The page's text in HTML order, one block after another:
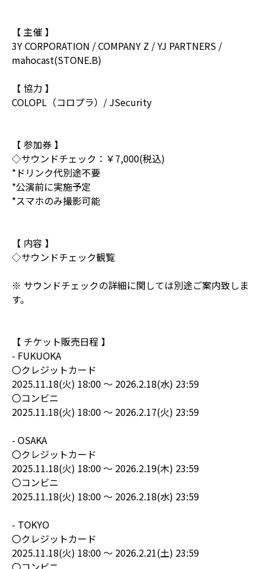
【 主催 】
3Y CORPORATION / COMPANY Z / YJ PARTNERS /
mahocast(STONE.B)
【 協力 】
COLOPL（コロプラ）/ JSecurity
【 参加券 】
◇サウンドチェック：￥7,000(税込)
*ドリンク代別途不要
*公演前に実施予定
*スマホのみ撮影可能
【 内容 】
◇サウンドチェック観覧
※ サウンドチェックの詳細に関しては別途ご案内致しま
す。
【 チケット販売日程 】
- FUKUOKA
〇クレジットカード
2025.11.18(火) 18:00 ～ 2026.2.18(水) 23:59
〇コンビニ
2025.11.18(火) 18:00 ～ 2026.2.17(火) 23:59
- OSAKA
〇クレジットカード
2025.11.18(火) 18:00 ～ 2026.2.19(木) 23:59
〇コンビニ
2025.11.18(火) 18:00 ～ 2026.2.18(水) 23:59
- TOKYO
〇クレジットカード
2025.11.18(火) 18:00 ～ 2026.2.21(土) 23:59